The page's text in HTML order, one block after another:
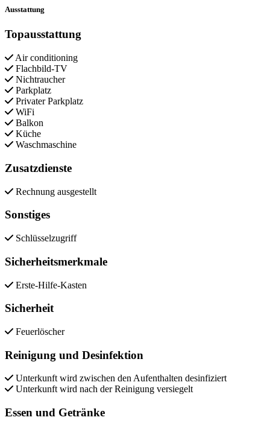
Ausstattung
Topausstattung
Air conditioning
Flachbild-TV
Nichtraucher
Parkplatz
Privater Parkplatz
WiFi
Balkon
Küche
Waschmaschine
Zusatzdienste
Rechnung ausgestellt
Sonstiges
Schlüsselzugriff
Sicherheitsmerkmale
Erste-Hilfe-Kasten
Sicherheit
Feuerlöscher
Reinigung und Desinfektion
Unterkunft wird zwischen den Aufenthalten desinfiziert
Unterkunft wird nach der Reinigung versiegelt
Essen und Getränke